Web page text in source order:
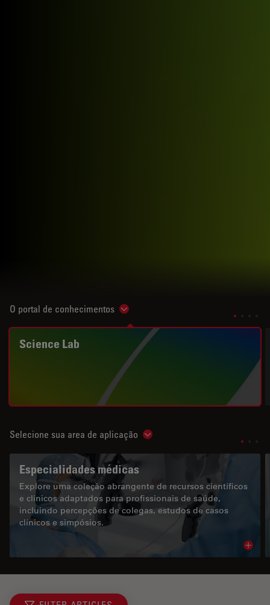
O portal de conhecimentos Show subnavigation
Science Lab
Selecione sua area de aplicação Show subnavigation
Especialidades médicas
Explore uma coleção abrangente de recursos científicos
e clínicos adaptados para profissionais de saúde,
incluindo percepções de colegas, estudos de casos
clínicos e simpósios.